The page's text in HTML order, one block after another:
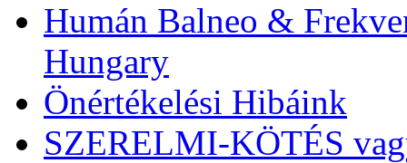
Humán Balneo &
Hungary
Önértékelési Hibáink
SZERELMI-KÖTÉS